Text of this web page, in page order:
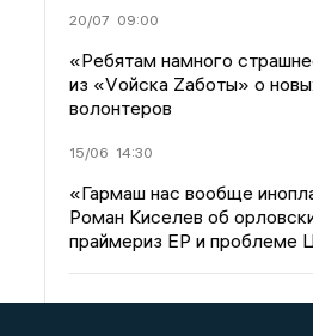
20/07 09:00
«Ребятам намного
из «Vойска Zаботы» о
волонтеров
15/06 14:30
«Гармаш нас вообще
Роман Киселев об
праймериз ЕР и проблеме